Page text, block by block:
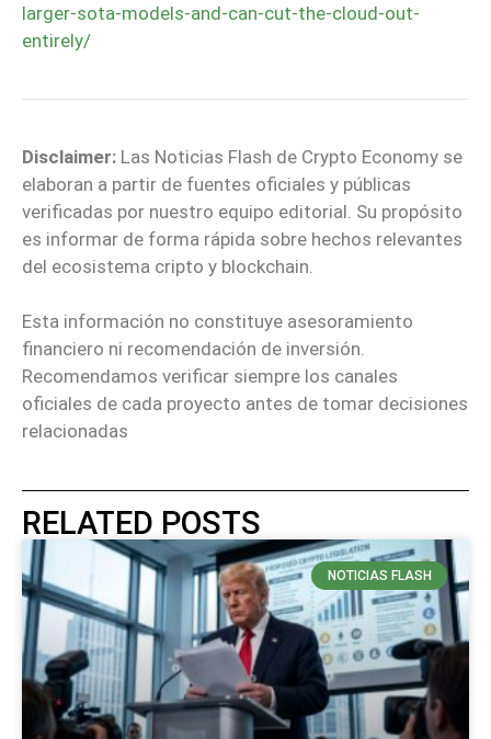
larger-sota-models-and-can-cut-the-cloud-out-
entirely/
Disclaimer: Las Noticias Flash de Crypto Economy se
elaboran a partir de fuentes oficiales y públicas
verificadas por nuestro equipo editorial. Su propósito
es informar de forma rápida sobre hechos relevantes
del ecosistema cripto y blockchain.
Esta información no constituye asesoramiento
financiero ni recomendación de inversión.
Recomendamos verificar siempre los canales
oficiales de cada proyecto antes de tomar decisiones
relacionadas
RELATED POSTS
NOTICIAS FLASH